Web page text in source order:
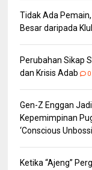
Tidak Ada
Besar daripada
Perubahan Sikap
dan Krisis Adab
0
Gen-Z Enggan
Kepemimpinan
‘Conscious
Ketika “Ajeng”